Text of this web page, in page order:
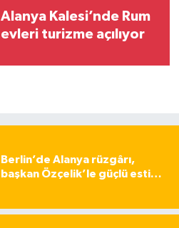
Alanya Kalesi’nde Rum
evleri turizme açılıyor
Berlin’de Alanya rüzgârı,
başkan Özçelik’le güçlü esti…